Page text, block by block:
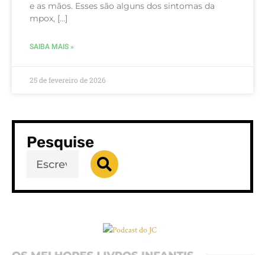
e as mãos. Esses são alguns dos sintomas da
mpox, […]
SAIBA MAIS »
25 de fevereiro de 2026
Pesquise